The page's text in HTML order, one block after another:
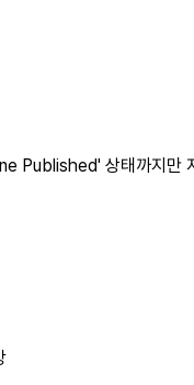
Published' 상태까지만